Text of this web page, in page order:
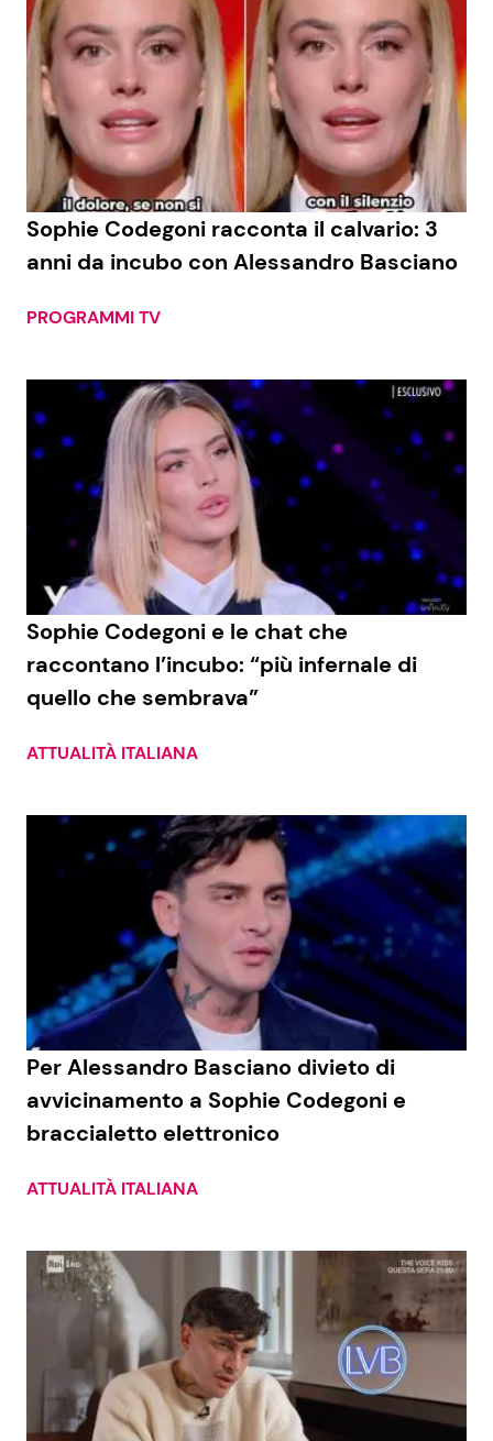
Sophie Codegoni racconta il calvario: 3
anni da incubo con Alessandro Basciano
PROGRAMMI TV
Sophie Codegoni e le chat che
raccontano l’incubo: “più infernale di
quello che sembrava”
ATTUALITÀ ITALIANA
Per Alessandro Basciano divieto di
avvicinamento a Sophie Codegoni e
braccialetto elettronico
ATTUALITÀ ITALIANA